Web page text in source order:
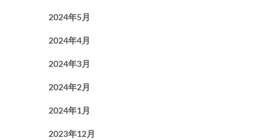
2024年5月
2024年4月
2024年3月
2024年2月
2024年1月
2023年12月